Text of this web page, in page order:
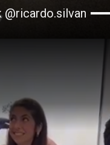
@ricardo.silvan